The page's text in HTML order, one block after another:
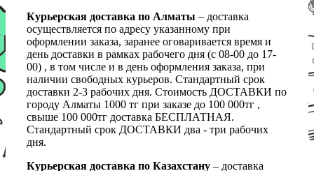
Курьерская доставка по Алматы – доставка
осуществляется по адресу указанному при
оформлении заказа, заранее оговаривается время и
день доставки в рамках рабочего дня (с 08-00 до 17-
00) , в том числе и в день оформления заказа, при
наличии свободных курьеров. Стандартный срок
доставки 2-3 рабочих дня. Стоимость ДОСТАВКИ по
городу Алматы 1000 тг при заказе до 100 000тг ,
свыше 100 000тг доставка БЕСПЛАТНАЯ.
Стандартный срок ДОСТАВКИ два - три рабочих
дня.
Курьерская доставка по Казахстану – доставка